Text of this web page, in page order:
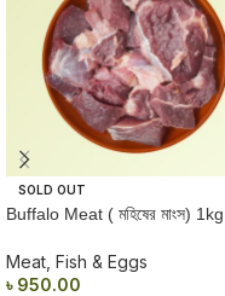
SOLD OUT
Buffalo Meat ( মহিষের মাংস) 1kg
Meat, Fish & Eggs
৳ 950.00